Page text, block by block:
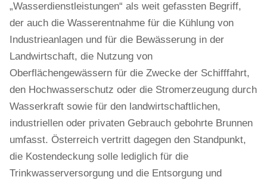
„Wasserdienstleistungen“ als weit gefassten Begriff,
der auch die Wasserentnahme für die Kühlung von
Industrieanlagen und für die Bewässerung in der
Landwirtschaft, die Nutzung von
Oberflächengewässern für die Zwecke der Schifffahrt,
den Hochwasserschutz oder die Stromerzeugung durch
Wasserkraft sowie für den landwirtschaftlichen,
industriellen oder privaten Gebrauch gebohrte Brunnen
umfasst. Österreich vertritt dagegen den Standpunkt,
die Kostendeckung solle lediglich für die
Trinkwasserversorgung und die Entsorgung und